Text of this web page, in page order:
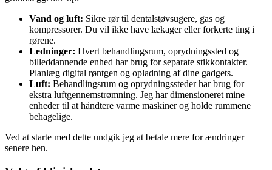
Vand og luft: Sikre rør til dentalstøvsugere, gas og
kompressorer. Du vil ikke have lækager eller forkerte ting i
rørene.
Ledninger: Hvert behandlingsrum, oprydningssted og
billeddannende enhed har brug for separate stikkontakter.
Planlæg digital røntgen og opladning af dine gadgets.
Luft: Behandlingsrum og oprydningssteder har brug for
ekstra luftgennemstrømning. Jeg har dimensioneret mine
enheder til at håndtere varme maskiner og holde rummene
behagelige.
Ved at starte med dette undgik jeg at betale mere for ændringer
senere hen.